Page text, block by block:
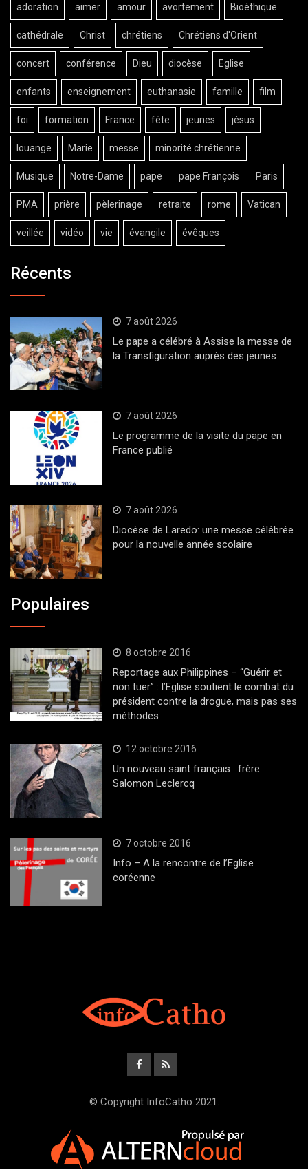
adoration aimer amour avortement Bioéthique
cathédrale Christ chrétiens Chrétiens d'Orient
concert conférence Dieu diocèse Eglise
enfants enseignement euthanasie famille film
foi formation France fête jeunes jésus
louange Marie messe minorité chrétienne
Musique Notre-Dame pape pape François Paris
PMA prière pèlerinage retraite rome Vatican
veillée vidéo vie évangile évêques
Récents
7 août 2026
Le pape a célébré à Assise la messe de
la Transfiguration auprès des jeunes
7 août 2026
Le programme de la visite du pape en
France publié
7 août 2026
Diocèse de Laredo: une messe célébrée
pour la nouvelle année scolaire
Populaires
8 octobre 2016
Reportage aux Philippines – “Guérir et
non tuer” : l’Eglise soutient le combat du
président contre la drogue, mais pas ses
méthodes
12 octobre 2016
Un nouveau saint français : frère
Salomon Leclercq
7 octobre 2016
Info – A la rencontre de l’Eglise
coréenne
© Copyright InfoCatho 2021.